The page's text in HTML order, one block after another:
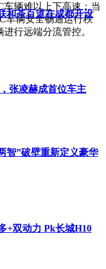
辆难以上下高速；当
车辆安全畅通运行秩
行远端分流管控。
和茶百道在成都开设
张凌赫成首位车主
智”破壁重新定义豪华
+双动力 Pk长城H10